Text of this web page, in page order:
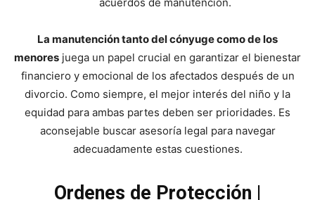
La manutención tanto del cónyuge como de los
menores juega un papel crucial en garantizar el bienestar
financiero y emocional de los afectados después de un
divorcio. Como siempre, el mejor interés del niño y la
equidad para ambas partes deben ser prioridades. Es
aconsejable buscar asesoría legal para navegar
adecuadamente estas cuestiones.
Ordenes de Protección |